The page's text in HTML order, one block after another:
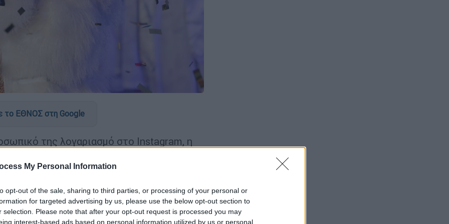
My Personal Information
opt-out of the sale, sharing to third parties, or processing of your personal or
for targeted advertising by us, please use the below opt-out section to
selection. Please note that after your opt-out request is processed you may
interest-based ads based on personal information utilized by us or personal
το ΕΘΝΟΣ στη Google
της λογαριασμό στο Instagram, η
η ώρα για την περίοδο των γιορτών